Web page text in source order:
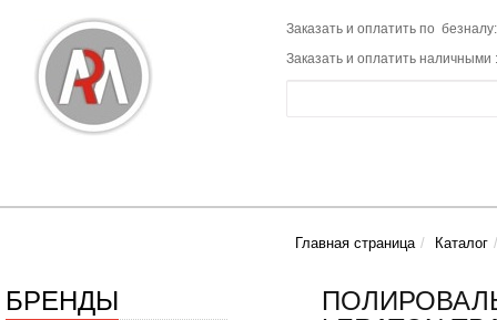
Заказать и оплатить по
Заказать и оплатить наличными
Главная страница Каталог
БРЕНДЫ